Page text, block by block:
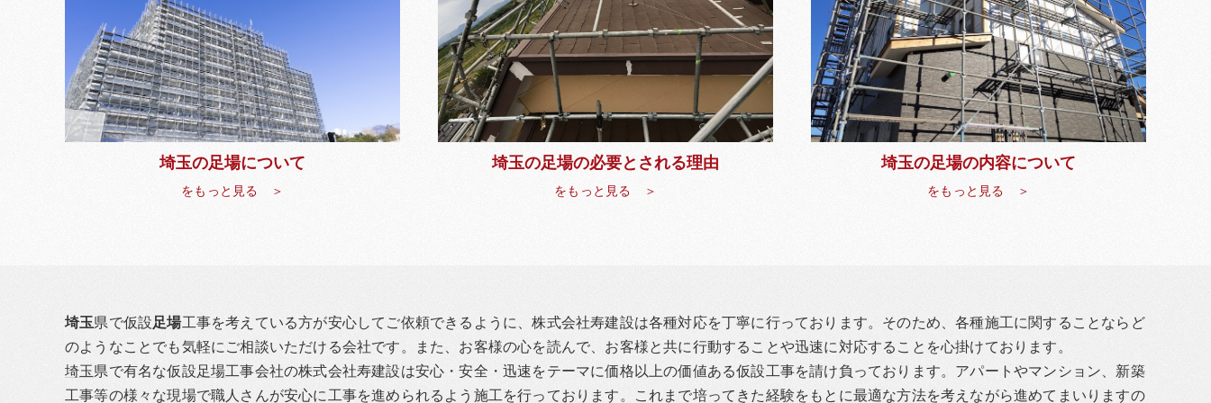
埼玉の足場について
をもっと見る ＞
埼玉の足場の必要とされる理由
をもっと見る ＞
埼玉の足場の内容について
をもっと見る ＞
埼玉県で仮設足場工事を考えている方が安心してご依頼できるように、株式会社寿建設は各種対応を丁寧に行っております。そのため、各種施工に関することならど
のようなことでも気軽にご相談いただける会社です。また、お客様の心を読んで、お客様と共に行動することや迅速に対応することを心掛けております。
埼玉県で有名な仮設足場工事会社の株式会社寿建設は安心・安全・迅速をテーマに価格以上の価値ある仮設工事を請け負っております。アパートやマンション、新築
工事等の様々な現場で職人さんが安心に工事を進められるよう施工を行っております。これまで培ってきた経験をもとに最適な方法を考えながら進めてまいりますの